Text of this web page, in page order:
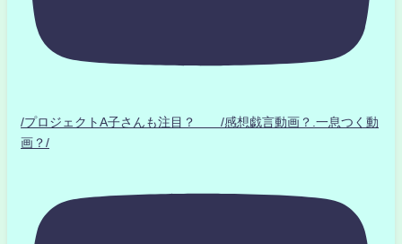
/プロジェクトA子さんも注目？ /感想戯言動画？.一息つく動
画？/